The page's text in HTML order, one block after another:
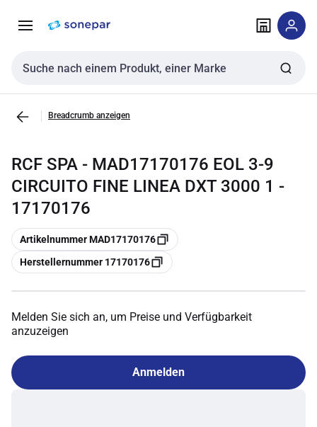
NavigationInhalt
Sucheingabe
Breadcrumb anzeigen
RCF SPA - MAD17170176 EOL 3-9
CIRCUITO FINE LINEA DXT 3000 1 -
17170176
Kopieren
Artikelnummer MAD17170176
Kopieren
Herstellernummer 17170176
Melden Sie sich an, um Preise und Verfügbarkeit
anzuzeigen
Anmelden